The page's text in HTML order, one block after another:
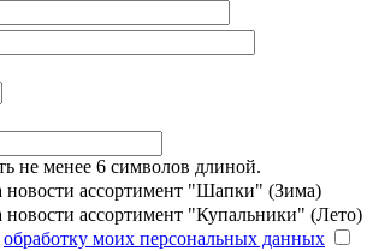
не менее 6 символов длиной.
новости ассортимент "Шапки" (Зима)
новости ассортимент "Купальники" (Лето)
обработку моих персональных данных